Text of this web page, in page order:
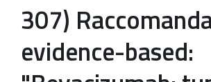
307)
evidence-based: